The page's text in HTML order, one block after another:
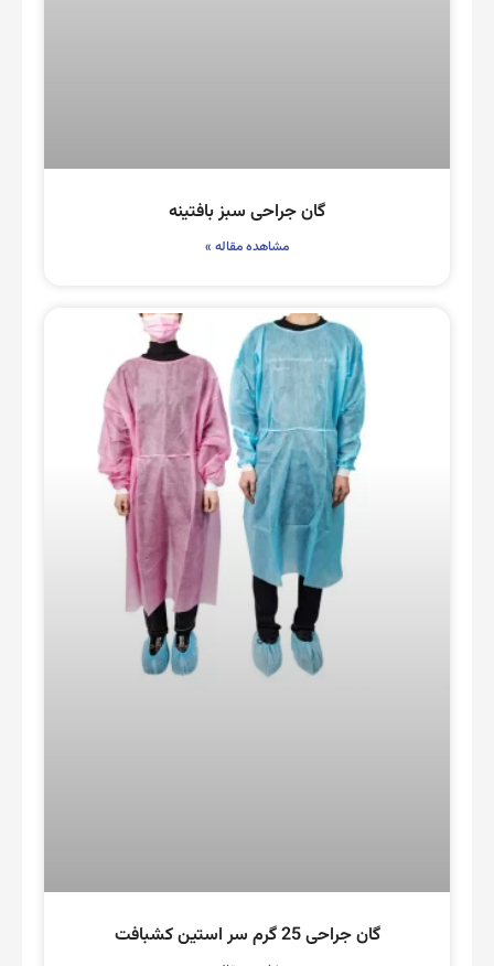
گان جراحی سبز بافتینه
مشاهده مقاله »
گان جراحی 25 گرم سر استین کشبافت